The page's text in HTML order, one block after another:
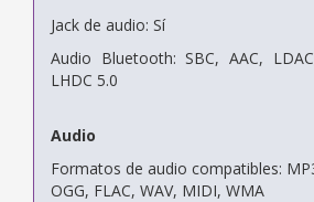
Jack de audio: Sí
Audio Bluetooth: SBC, AAC,
LHDC 5.0
Audio
Formatos de audio compatibles:
OGG, FLAC, WAV, MIDI, WMA